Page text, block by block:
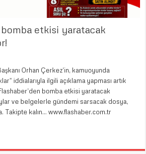
bomba etkisi yaratacak
Orhan Çerkez’in, kamuoyunda
iddialarıyla ilgili açıklama yapması artık
bomba etkisi yaratacak
ve belgelerle gündemi sarsacak dosya,
Takipte kalın… www.flashaber.com.tr